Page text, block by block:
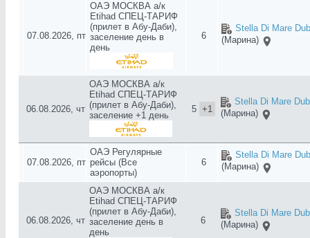
07.08.2026, пт
ОАЭ МОСКВА а/к
Etihad СПЕЦ-ТАРИФ
(прилет в Абу-Даби),
заселение день в
день
6
Stella Di Mare
(Марина)
06.08.2026, чт
ОАЭ МОСКВА а/к
Etihad СПЕЦ-ТАРИФ
(прилет в Абу-Даби),
заселение +1 день
5 +1
Stella Di Mare
(Марина)
07.08.2026, пт
ОАЭ Регулярные
рейсы (Все
аэропорты)
6
Stella Di Mare
(Марина)
06.08.2026, чт
ОАЭ МОСКВА а/к
Etihad СПЕЦ-ТАРИФ
(прилет в Абу-Даби),
заселение день в
день
6
Stella Di Mare
(Марина)